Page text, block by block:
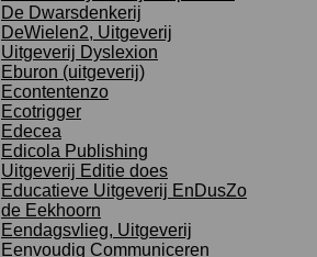
De Dwarsdenkerij
DeWielen2, Uitgeverij
Uitgeverij Dyslexion
Eburon (uitgeverij)
Econtentenzo
Ecotrigger
Edecea
Edicola Publishing
Uitgeverij Editie does
Educatieve Uitgeverij EnDusZo
de Eekhoorn
Eendagsvlieg, Uitgeverij
Eenvoudig Communiceren